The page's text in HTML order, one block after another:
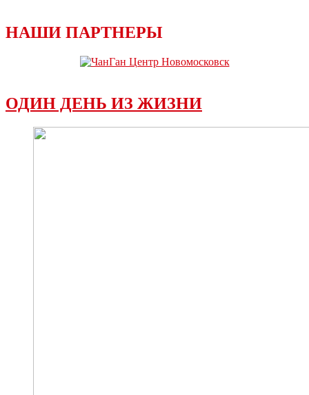
НАШИ ПАРТНЕРЫ
ОДИН ДЕНЬ ИЗ ЖИЗНИ